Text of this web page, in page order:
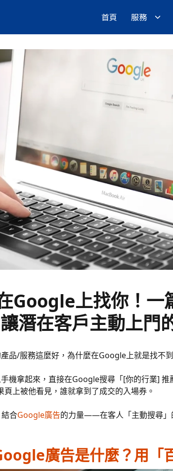
首頁 服務
Google上找你！一
讓潛在客戶主動上門
品/服務這麼好，為什麼在Google上就是找不到
機拿起來，直接在Google搜尋「[你的行業]
上被他看見，誰就拿到了成交的入場券。
結合Google廣告的力量——在客人「主動搜尋」
廣告是什麼？用「